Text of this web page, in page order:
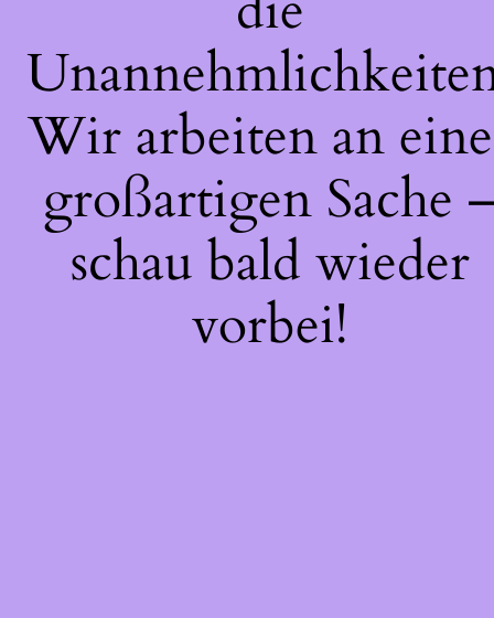
Wir arbeiten an
großartigen Sache
schau bald wieder
vorbei!